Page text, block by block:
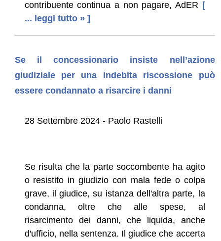
contribuente continua a non pagare, AdER [
... leggi tutto » ]
Se il concessionario insiste nell’azione
giudiziale per una indebita riscossione può
essere condannato a risarcire i danni
28 Settembre 2024 - Paolo Rastelli
Se risulta che la parte soccombente ha agito
o resistito in giudizio con mala fede o colpa
grave, il giudice, su istanza dell'altra parte, la
condanna, oltre che alle spese, al
risarcimento dei danni, che liquida, anche
d'ufficio, nella sentenza. Il giudice che accerta